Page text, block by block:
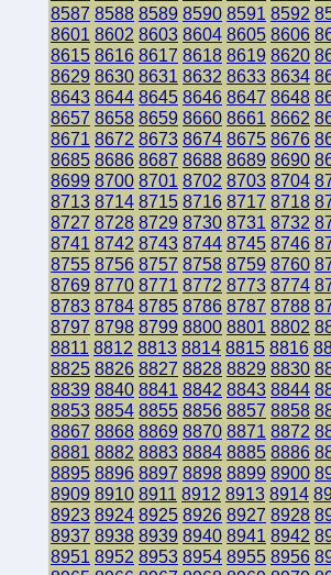
8587 8588 8589 8590 8591 8592
8601 8602 8603 8604 8605 8606
8615 8616 8617 8618 8619 8620
8629 8630 8631 8632 8633 8634
8643 8644 8645 8646 8647 8648
8657 8658 8659 8660 8661 8662
8671 8672 8673 8674 8675 8676
8685 8686 8687 8688 8689 8690
8699 8700 8701 8702 8703 8704
8713 8714 8715 8716 8717 8718
8727 8728 8729 8730 8731 8732
8741 8742 8743 8744 8745 8746
8755 8756 8757 8758 8759 8760
8769 8770 8771 8772 8773 8774
8783 8784 8785 8786 8787 8788
8797 8798 8799 8800 8801 8802
8811 8812 8813 8814 8815 8816
8825 8826 8827 8828 8829 8830
8839 8840 8841 8842 8843 8844
8853 8854 8855 8856 8857 8858
8867 8868 8869 8870 8871 8872
8881 8882 8883 8884 8885 8886
8895 8896 8897 8898 8899 8900
8909 8910 8911 8912 8913 8914
8923 8924 8925 8926 8927 8928
8937 8938 8939 8940 8941 8942
8951 8952 8953 8954 8955 8956